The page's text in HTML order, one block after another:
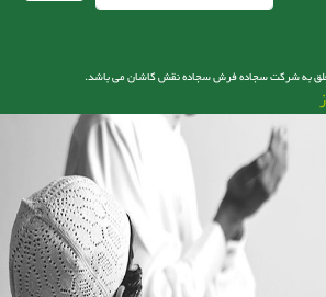
به شرکت سجاده فرش سجاده نقش کاشان می باشد.